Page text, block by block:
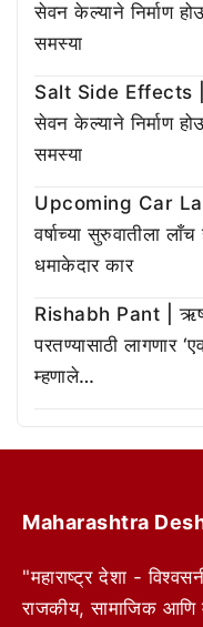
सेवन केल्याने निर्माण
समस्या
Salt Side Effects |
सेवन केल्याने निर्माण
समस्या
Upcoming Car
वर्षाच्या सुरुवातीला
धमाकेदार कार
Rishabh Pant |
परतण्यासाठी लागणार
म्हणाले…
Maharashtra
"महाराष्ट्र देशा -
राजकीय, सामाजिक आणि